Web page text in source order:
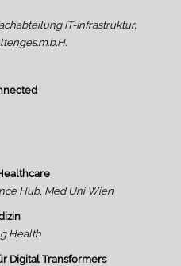
IT-Infrastruktur,
Hub, Med Uni Wien
Health
Digital Transformers